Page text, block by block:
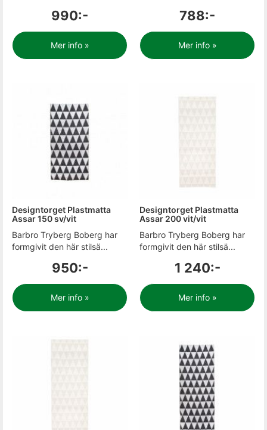
990:-
Mer info »
788:-
Mer info »
Designtorget Plastmatta
Assar 150 sv/vit
Barbro Tryberg Boberg har
formgivit den här stilsä...
950:-
Mer info »
Designtorget Plastmatta
Assar 200 vit/vit
Barbro Tryberg Boberg har
formgivit den här stilsä...
1 240:-
Mer info »